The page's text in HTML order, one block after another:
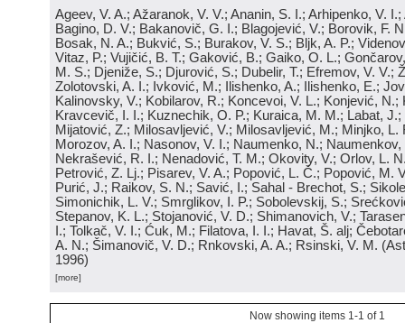
Ageev, V. A.; Ažaranok, V. V.; Ananin, S. I.; Arhipenko, V.
Bagino, D. V.; Bakanovič, G. I.; Blagojević, V.; Borovik, F.
Bosak, N. A.; Bukvić, S.; Burakov, V. S.; Bljk, A. P.;
Vitaz, P.; Vujičić, B. T.; Gaković, B.; Gaiko, O. L.;
M. S.; Djeniže, S.; Djurović, S.; Dubelir, T.; Efremov, V. V.;
Zolotovski, A. I.; Ivković, M.; Ilishenko, A.; Ilishenko, E.;
Kalinovsky, V.; Kobilarov, R.; Koncevoi, V. L.; Konjević, N.;
Kravcevič, I. I.; Kuznechik, O. P.; Kuraica, M. M.; Labat,
Mijatović, Z.; Milosavljević, V.; Milosavljević, M.; Minjko, L.
Morozov, A. I.; Nasonov, V. I.; Naumenko, N.; Naumenkov,
Nekrašević, R. I.; Nenadović, T. M.; Okovity, V.; Orlov, L.
Petrović, Z. Lj.; Pisarev, V. A.; Popović, L. Č.; Popović, M.
Purić, J.; Raikov, S. N.; Savić, I.; Sahal - Brechot, S.;
Simonichik, L. V.; Smrglikov, I. P.; Sobolevskij, S.;
Stepanov, K. L.; Stojanović, V. D.; Shimanovich, V.;
I.; Tolkač, V. I.; Ćuk, M.; Filatova, I. I.; Havat, Š. alj;
A. N.; Šimanovič, V. D.; Rnkovski, A. A.; Rsinski, V. M. (
1996)
[more]
Now showing items 1-1 of 1